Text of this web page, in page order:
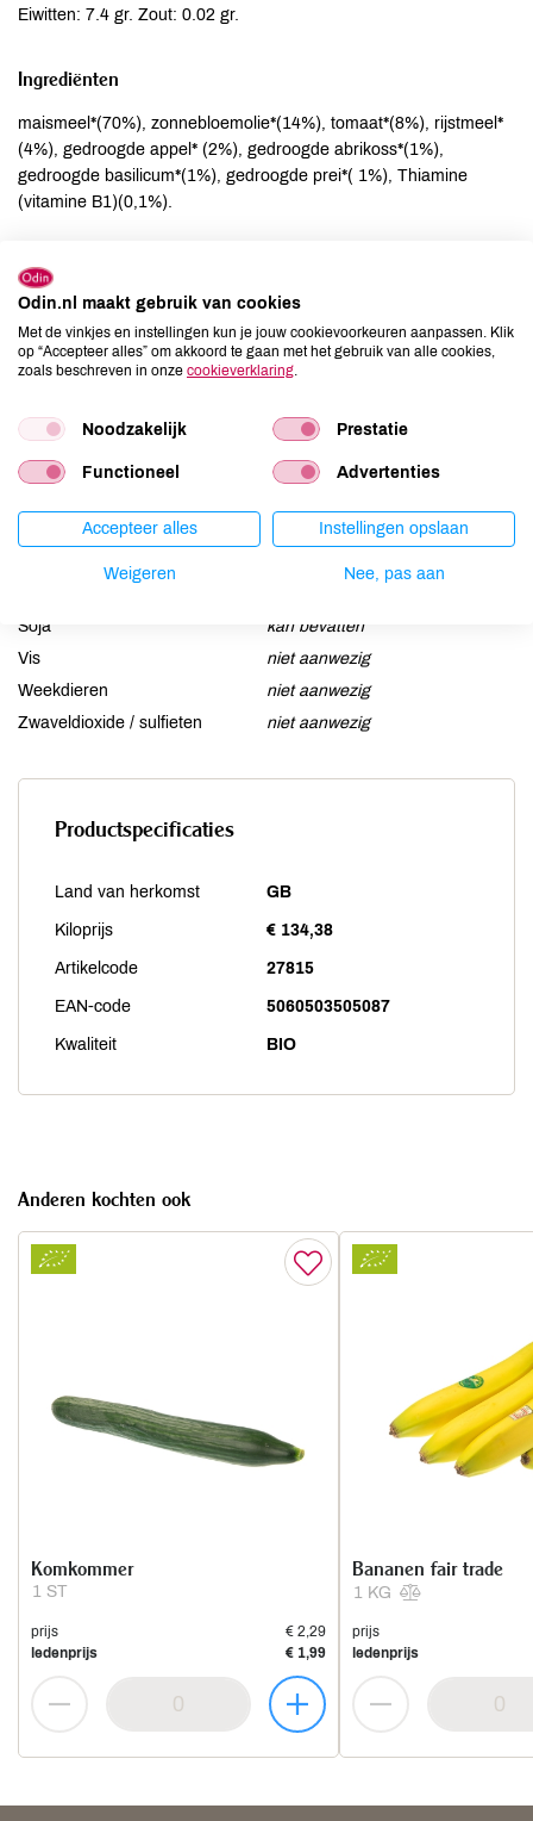
Eiwitten: 7.4 gr. Zout: 0.02 gr.
Ingrediënten
maismeel*(70%), zonnebloemolie*(14%), tomaat*(8%), rijstmeel*
(4%), gedroogde appel* (2%), gedroogde abrikoss*(1%),
gedroogde basilicum*(1%), gedroogde prei*( 1%), Thiamine
(vitamine B1)(0,1%).
Allergenen
Aardnoten
niet aanwezig
Ei
niet aanwezig
Gluten
kan bevatten
Lupine
niet aanwezig
Mosterd
niet aanwezig
Schaaldieren
niet aanwezig
Soja
kan bevatten
Vis
niet aanwezig
Weekdieren
niet aanwezig
Zwaveldioxide / sulfieten
niet aanwezig
Productspecificaties
Land van herkomst GB
Kiloprijs € 134,38
Artikelcode 27815
EAN-code 5060503505087
Kwaliteit BIO
Anderen kochten ook
1 ST
Komkommer
prijs
€ 2,29
ledenprijs
€ 1,99
1 KG
Bananen fair trade
prijs
ledenprijs
Odin.nl maakt gebruik van cookies
Met de vinkjes en instellingen kun je jouw cookievoorkeuren aanpassen. Klik
op “Accepteer alles” om akkoord te gaan met het gebruik van alle cookies,
zoals beschreven in onze cookieverklaring.
Noodzakelijk Prestatie
Functioneel Advertenties
Accepteer alles Instellingen opslaan
Weigeren Nee, pas aan